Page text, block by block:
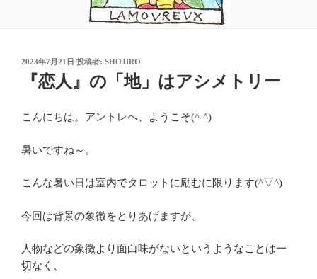
投
2023年7月21日 投稿者: SHOJIRO
『恋人』の「地」はアシメトリー
こんにちは。アントレへ、ようこそ(^-^)
暑いですね～。
こんな暑い日は室内でタロットに励むに限ります(^▽^)
今回は背景の象徴をとりあげますが、
人物などの象徴より面白味がないというようなことは一
切なく、